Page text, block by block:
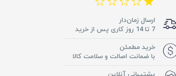
ارسال زمان‌دار
7 تا 14 روز کاری پس از خرید
خرید مطمئن
با ضمانت اصالت و سلامت کالا